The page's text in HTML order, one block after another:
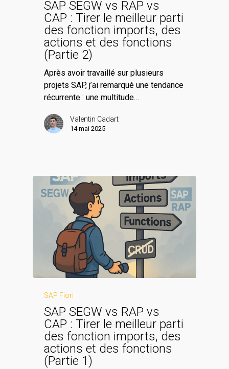
SAP SEGW vs RAP vs
CAP : Tirer le meilleur parti
des fonction imports, des
actions et des fonctions
(Partie 2)
Après avoir travaillé sur plusieurs
projets SAP, j’ai remarqué une tendance
récurrente : une multitude…
Valentin Cadart
14 mai 2025
SAP Fiori
SAP SEGW vs RAP vs
CAP : Tirer le meilleur parti
des fonction imports, des
actions et des fonctions
(Partie 1)